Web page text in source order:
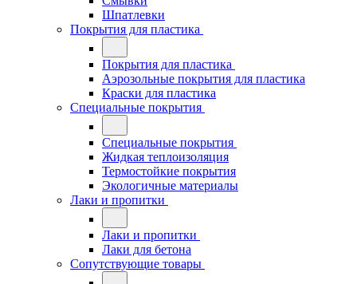
Шпатлевки
Покрытия для пластика
Покрытия для пластика
Аэрозольные покрытия для пластика
Краски для пластика
Специальные покрытия
Специальные покрытия
Жидкая теплоизоляция
Термостойкие покрытия
Экологичные материалы
Лаки и пропитки
Лаки и пропитки
Лаки для бетона
Сопутствующие товары